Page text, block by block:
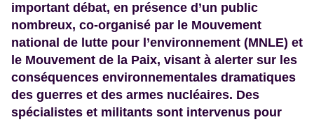
important débat, en présence d’un public
nombreux, co-organisé par le Mouvement
national de lutte pour l’environnement (MNLE) et
le Mouvement de la Paix, visant à alerter sur les
conséquences environnementales dramatiques
des guerres et des armes nucléaires. Des
spécialistes et militants sont intervenus pour